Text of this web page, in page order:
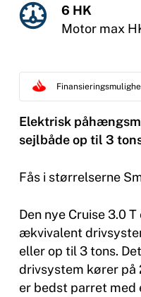
6 HK
Motor max
Elektrisk
sejlbåde op til 3
Fås i størrelserne
Den nye Cruise 3.0
ækvivalent
eller op til 3 tons.
drivsystem kører på
er bedst parret med